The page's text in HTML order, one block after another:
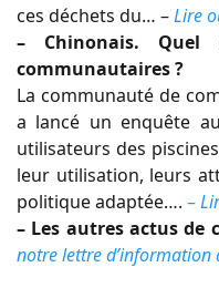
ces déchets du… –Lire
– Chinonais. Quel
communautaires ?
La communauté de
a lancé un enquête
utilisateurs des
leur utilisation, leurs
politique adaptée…. –
– Les autres actus de
notre lettre d’information